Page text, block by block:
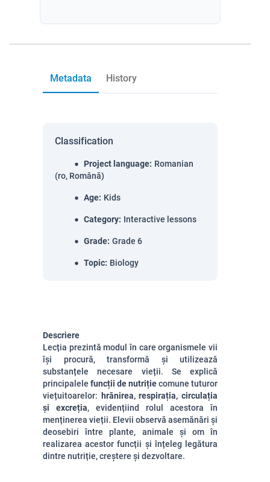
Metadata History
Classification
Project language: Romanian
(ro, Română)
Age: Kids
Category: Interactive lessons
Grade: Grade 6
Topic: Biology
Descriere
Lecția prezintă modul în care organismele vii
își procură, transformă și utilizează
substanțele necesare vieții. Se explică
principalele funcții de nutrițiecomune tuturor
viețuitoarelor: hrănirea, respirația, circulația
și excreția, evidențiind rolul acestora în
menținerea vieții. Elevii observă asemănări și
deosebiri între plante, animale și om în
realizarea acestor funcții și înțeleg legătura
dintre nutriție, creștere și dezvoltare.